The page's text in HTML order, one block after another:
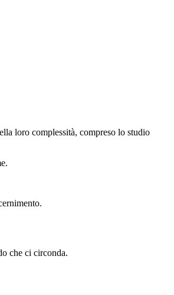
loro complessità, compreso lo studio
che ci circonda.